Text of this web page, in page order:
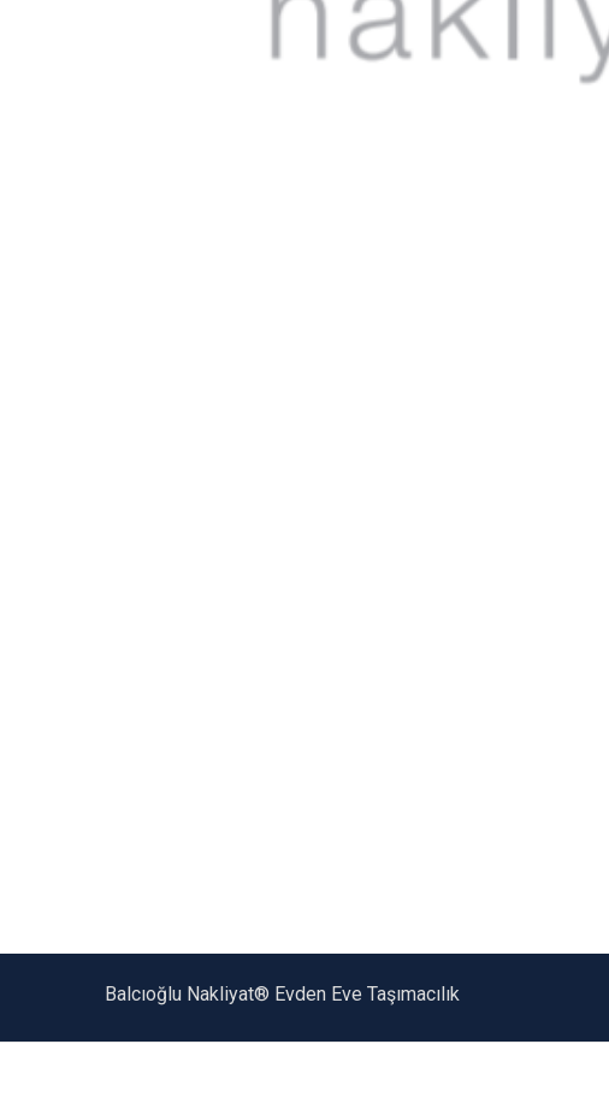
Balcıoğlu Nakliyat® Evden Eve Taşımacılık